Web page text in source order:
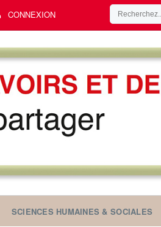
CONNEXION
SCIENCES HUMAINES & SOCIALES